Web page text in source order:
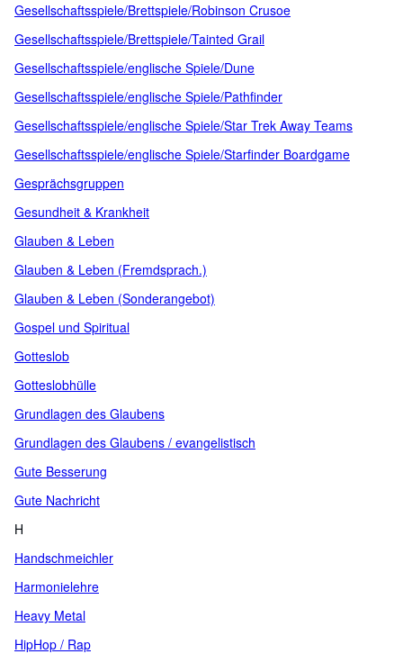
Gesellschaftsspiele/Brettspiele/Robinson Crusoe
Gesellschaftsspiele/Brettspiele/Tainted Grail
Gesellschaftsspiele/englische Spiele/Dune
Gesellschaftsspiele/englische Spiele/Pathfinder
Gesellschaftsspiele/englische Spiele/Star Trek Away Teams
Gesellschaftsspiele/englische Spiele/Starfinder Boardgame
Gesprächsgruppen
Gesundheit & Krankheit
Glauben & Leben
Glauben & Leben (Fremdsprach.)
Glauben & Leben (Sonderangebot)
Gospel und Spiritual
Gotteslob
Gotteslobhülle
Grundlagen des Glaubens
Grundlagen des Glaubens / evangelistisch
Gute Besserung
Gute Nachricht
H
Handschmeichler
Harmonielehre
Heavy Metal
HipHop / Rap